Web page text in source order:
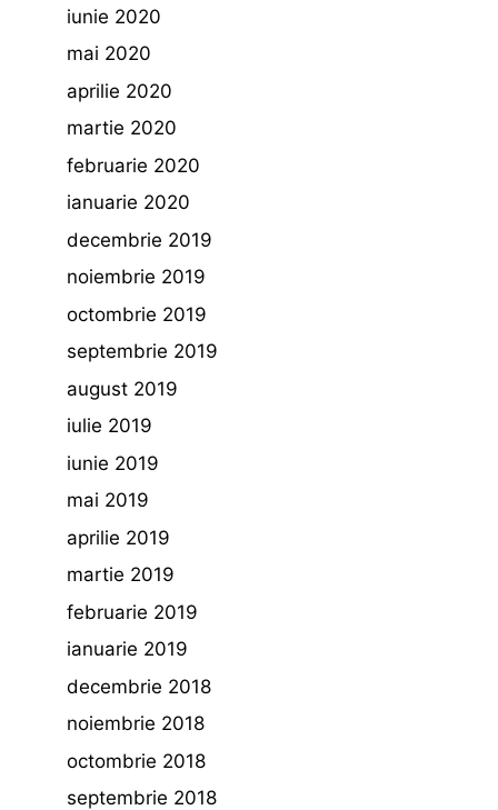
iunie 2020
mai 2020
aprilie 2020
martie 2020
februarie 2020
ianuarie 2020
decembrie 2019
noiembrie 2019
octombrie 2019
septembrie 2019
august 2019
iulie 2019
iunie 2019
mai 2019
aprilie 2019
martie 2019
februarie 2019
ianuarie 2019
decembrie 2018
noiembrie 2018
octombrie 2018
septembrie 2018